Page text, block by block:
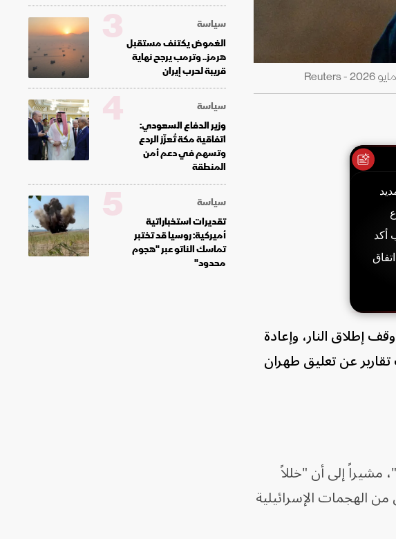
أكد
إطلاق النار، وإعادة
عن تعليق طهران
مشيراً إلى أن "خللاً
الهجمات الإسرائيلية
سياسة
الغموض يكتنف مستقبل
هرمز.. وترمب يرجح نهاية
قريبة لحرب إيران
3
سياسة
وزير الدفاع السعودي:
اتفاقية مكة تُعزّز الردع
وتسهم في دعم أمن
المنطقة
4
سياسة
تقديرات استخباراتية
أميركية: روسيا قد تختبر
تماسك الناتو عبر "هجوم
محدود"
5